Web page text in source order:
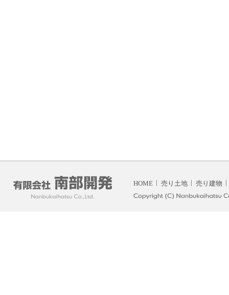
HOME 売り土地 売り建物